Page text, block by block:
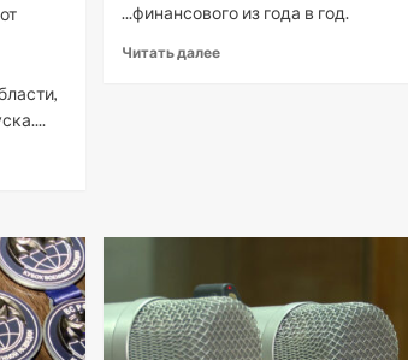
...финансового из года в год.
Читать далее